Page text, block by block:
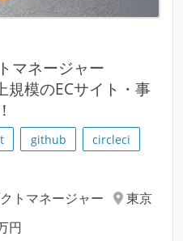
マネージャー
規模のECサイト・事
github
circleci
トマネージャー
東京
円